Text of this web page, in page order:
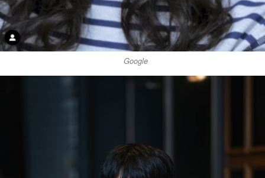
Google